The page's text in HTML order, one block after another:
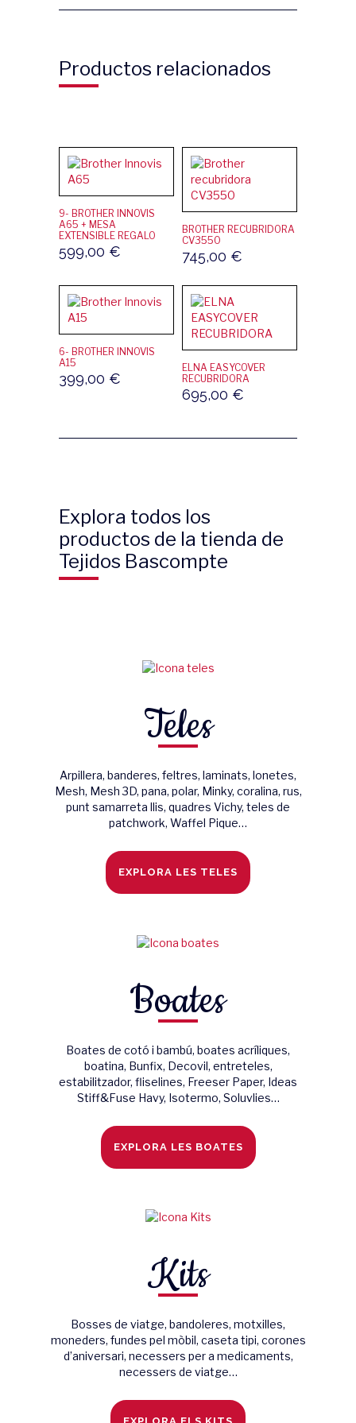
Productos relacionados
9- BROTHER INNOVIS
A65 + MESA
EXTENSIBLE REGALO
599,00 €
BROTHER RECUBRIDORA
CV3550
745,00 €
6- BROTHER INNOVIS
A15
399,00 €
ELNA EASYCOVER
RECUBRIDORA
695,00 €
Explora todos los
productos de la tienda de
Tejidos Bascompte
Teles
Arpillera, banderes, feltres, laminats, lonetes,
Mesh, Mesh 3D, pana, polar, Minky, coralina, rus,
punt samarreta llis, quadres Vichy, teles de
patchwork, Waffel Pique…
EXPLORA LES TELES
Boates
Boates de cotó i bambú, boates acríliques,
boatina, Bunfix, Decovil, entreteles,
estabilitzador, fliselines, Freeser Paper, Ideas
Stiff&Fuse Havy, Isotermo, Soluvlies…
EXPLORA LES BOATES
Kits
Bosses de viatge, bandoleres, motxilles,
moneders, fundes pel mòbil, caseta tipi, corones
d’aniversari, necessers per a medicaments,
necessers de viatge…